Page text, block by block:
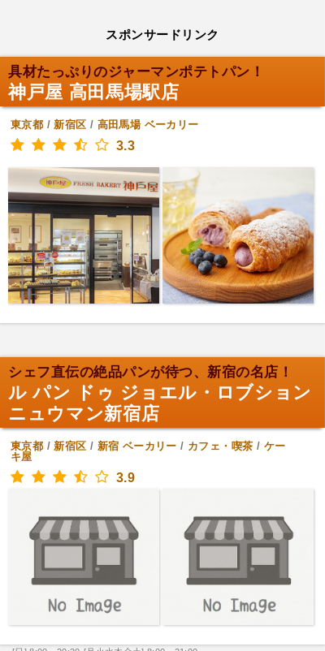
スポンサードリンク
具材たっぷりのジャーマンポテトパン！
神戸屋 高田馬場駅店
東京都 /新宿区 / 高田馬場 ベーカリー
3.3
シェフ直伝の絶品パンが待つ、新宿の名店！
ル パン ドゥ ジョエル・ロブション
ニュウマン新宿店
東京都 /新宿区 / 新宿 ベーカリー / カフェ・喫茶 / ケー
キ屋
3.9